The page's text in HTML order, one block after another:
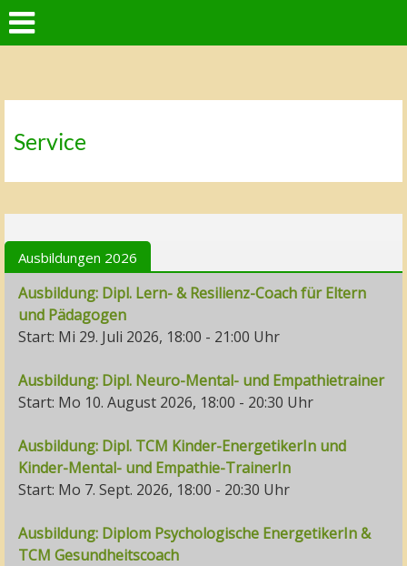
Service
Ausbildungen 2026
Ausbildung: Dipl. Lern- & Resilienz-Coach für Eltern
und Pädagogen
Start: Mi 29. Juli 2026, 18:00 - 21:00 Uhr
Ausbildung: Dipl. Neuro-Mental- und Empathietrainer
Start: Mo 10. August 2026, 18:00 - 20:30 Uhr
Ausbildung: Dipl. TCM Kinder-EnergetikerIn und
Kinder-Mental- und Empathie-TrainerIn
Start: Mo 7. Sept. 2026, 18:00 - 20:30 Uhr
Ausbildung: Diplom Psychologische EnergetikerIn &
TCM Gesundheitscoach